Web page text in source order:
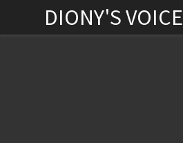
DIONY'S VOICE